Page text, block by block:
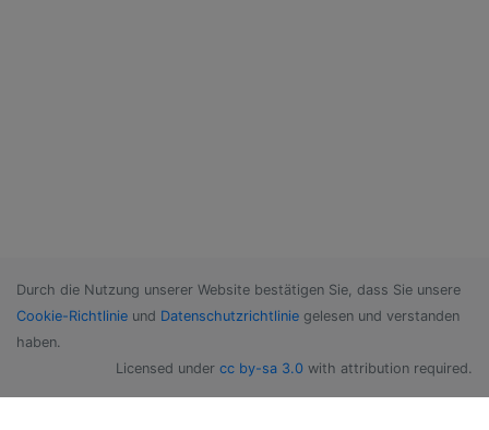
Durch die Nutzung unserer Website bestätigen Sie, dass Sie unsere
Cookie-Richtlinie und Datenschutzrichtlinie gelesen und verstanden
haben.
Licensed under cc by-sa 3.0 with attribution required.